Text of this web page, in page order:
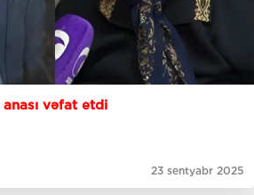
anası vəfat etdi
23 sentyabr 2025